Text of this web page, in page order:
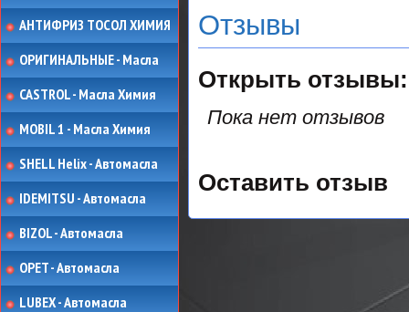
АНТИФРИЗ ТОСОЛ ХИМИЯ
ОРИГИНАЛЬНЫЕ - Масла
CASTROL - Масла Химия
MOBIL 1 - Масла Химия
SHELL Helix - Автомасла
IDEMITSU - Автомасла
BIZOL - Автомасла
OPET - Автомасла
LUBEX - Автомасла
Отзывы
Открыть
Пока нет отзывов
Оставить отзыв